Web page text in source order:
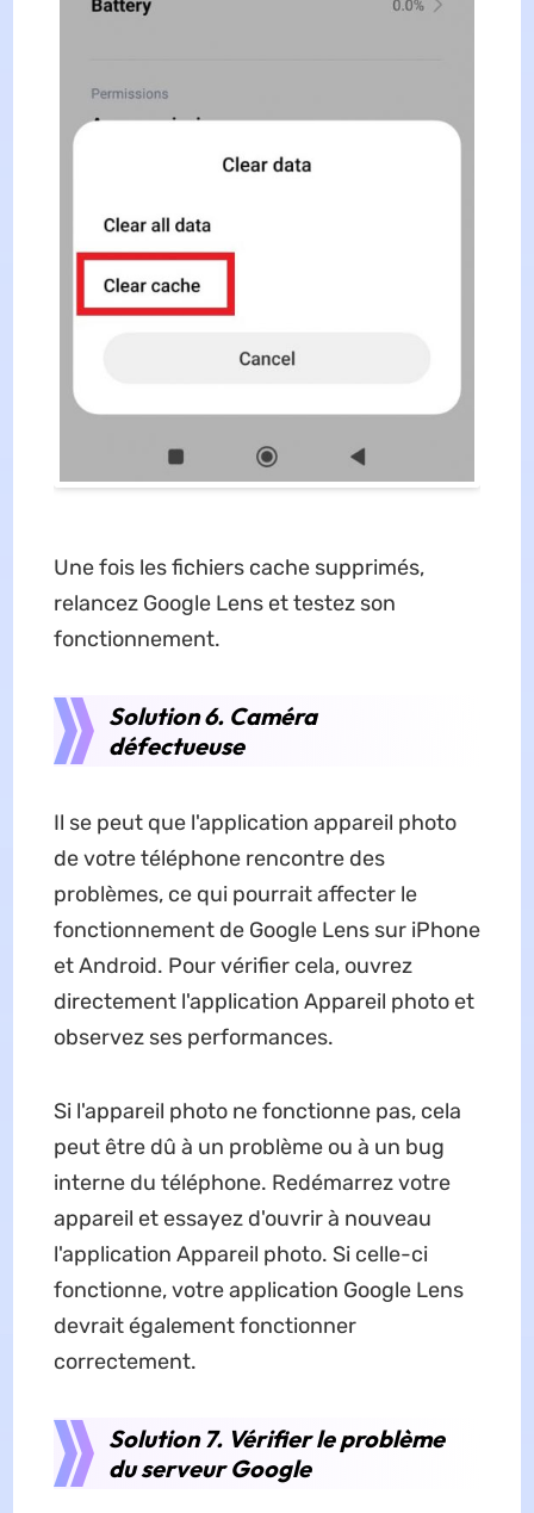
Une fois les fichiers cache supprimés,
relancez Google Lens et testez son
fonctionnement.
Solution 6. Caméra
défectueuse
Il se peut que l'application appareil photo
de votre téléphone rencontre des
problèmes, ce qui pourrait affecter le
fonctionnement de Google Lens sur iPhone
et Android. Pour vérifier cela, ouvrez
directement l'application Appareil photo et
observez ses performances.
Si l'appareil photo ne fonctionne pas, cela
peut être dû à un problème ou à un bug
interne du téléphone. Redémarrez votre
appareil et essayez d'ouvrir à nouveau
l'application Appareil photo. Si celle-ci
fonctionne, votre application Google Lens
devrait également fonctionner
correctement.
Solution 7. Vérifier le problème
du serveur Google